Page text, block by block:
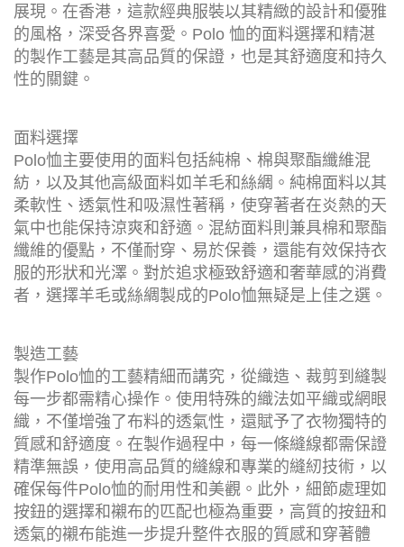
展現。在香港，這款經典服裝以其精緻的設計和優雅
的風格，深受各界喜愛。Polo 恤的面料選擇和精湛
的製作工藝是其高品質的保證，也是其舒適度和持久
性的關鍵。
面料選擇
Polo恤主要使用的面料包括純棉、棉與聚酯纖維混
紡，以及其他高級面料如羊毛和絲綢。純棉面料以其
柔軟性、透氣性和吸濕性著稱，使穿著者在炎熱的天
氣中也能保持涼爽和舒適。混紡面料則兼具棉和聚酯
纖維的優點，不僅耐穿、易於保養，還能有效保持衣
服的形狀和光澤。對於追求極致舒適和奢華感的消費
者，選擇羊毛或絲綢製成的Polo恤無疑是上佳之選。
製造工藝
製作Polo恤的工藝精細而講究，從織造、裁剪到縫製
每一步都需精心操作。使用特殊的織法如平織或網眼
織，不僅增強了布料的透氣性，還賦予了衣物獨特的
質感和舒適度。在製作過程中，每一條縫線都需保證
精準無誤，使用高品質的縫線和專業的縫紉技術，以
確保每件Polo恤的耐用性和美觀。此外，細節處理如
按鈕的選擇和襯布的匹配也極為重要，高質的按鈕和
透氣的襯布能進一步提升整件衣服的質感和穿著體